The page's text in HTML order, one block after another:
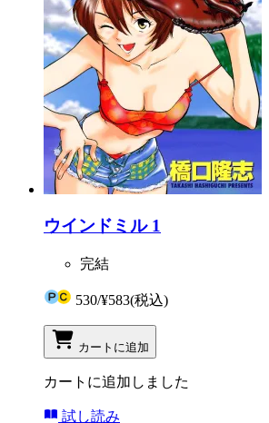
ウインドミル 1
完結
530/¥583(税込)
カートに追加
カートに追加しました
試し読み